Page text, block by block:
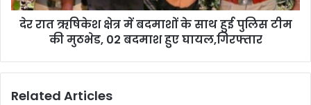
हुई
पुलिस
बदमाश
देर रात ऋषिकेश क्षेत्र में बदमाशों के साथ हुई पुलिस टीम
की मुठभेड, 02 बदमाश हुए घायल,गिरफ्तार
Related Articles